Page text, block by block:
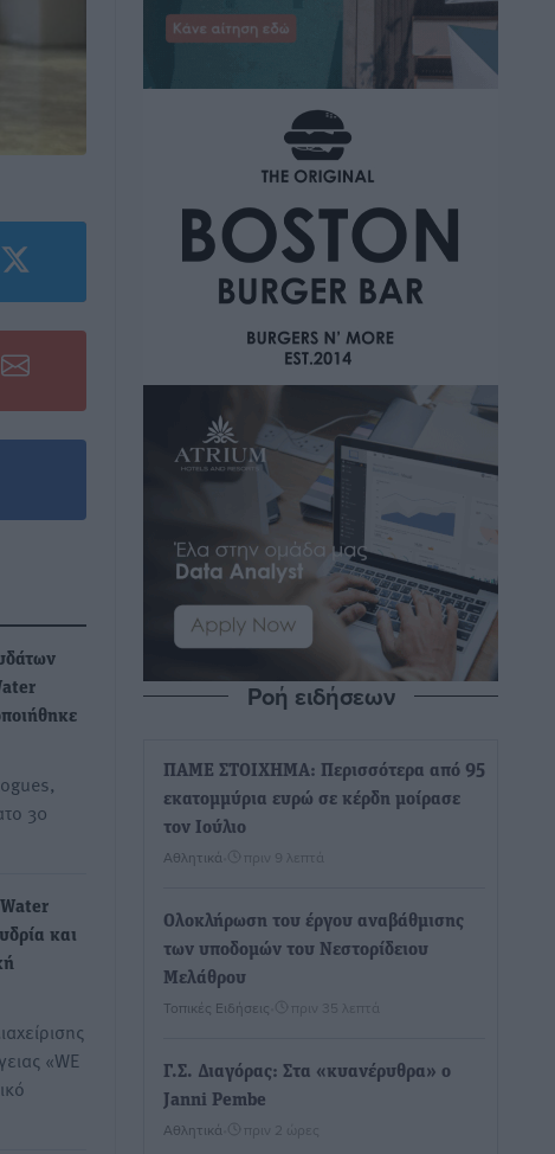
30
και
«WE
Ροή ειδήσεων
ΠΑΜΕ ΣΤΟΙΧΗΜΑ: Περισσότερα από 95
εκατομμύρια ευρώ σε κέρδη μοίρασε
τον Ιούλιο
Αθλητικά πριν 9 λεπτά
Ολοκλήρωση του έργου αναβάθμισης
των υποδομών του Νεστορίδειου
Μελάθρου
Τοπικές Ειδήσεις πριν 35 λεπτά
Γ.Σ. Διαγόρας: Στα «κυανέρυθρα» ο
Janni Pembe
Αθλητικά πριν 2 ώρες